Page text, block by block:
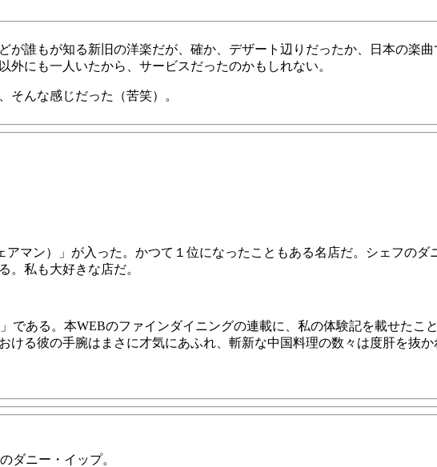
誰もが知る新旧の洋楽だが、確か、デザート辺りだったか、日本の楽曲
にも一人いたから、サービスだったのかもしれない。
そんな感じだった（苦笑）。
アマン）」が入った。かつて１位になったこともある名店だ。シェフのダ
。私も大好きな店だ。
である。本WEBのファインダイニングの連載に、私の体験記を載せたこ
る彼の手腕はまさに才気にあふれ、斬新な中国料理の数々は度肝を抜か
ダニー・イップ。